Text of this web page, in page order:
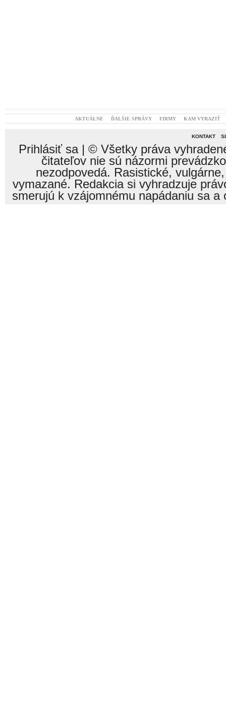
AKTUÁLNE ĎALŠIE SPRÁVY FIRMY KAM VYRAZIŤ
KONTAKT
Prihlásiť sa| © Všetky práva
čitateľov nie sú názormi
nezodpovedá. Rasistické,
vymazané. Redakcia si vyhradzuje
smerujú k vzájomnému napádaniu sa